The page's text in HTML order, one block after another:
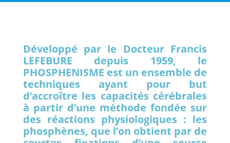
Développé par le Docteur Francis
LEFEBURE depuis 1959, le
PHOSPHENISME est un ensemble de
techniques ayant pour but
d’accroître les capacités cérébrales
à partir d’une méthode fondée sur
des réactions physiologiques : les
phosphènes, que l’on obtient par de